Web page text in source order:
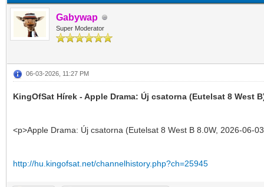
Gabywap
Super Moderator
06-03-2026, 11:27 PM
KingOfSat Hírek - Apple Drama: Új csatorna (Eutelsat 8 West
<p>Apple Drama: Új csatorna (Eutelsat 8 West B 8.0W, 2026-06-
http://hu.kingofsat.net/channelhistory.php?ch=25945